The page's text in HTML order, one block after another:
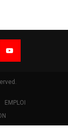
EMPLOI